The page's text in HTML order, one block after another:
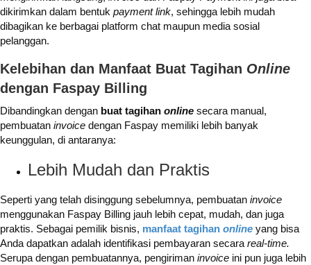
dikirimkan dalam bentuk payment link, sehingga lebih mudah
dibagikan ke berbagai platform chat maupun media sosial
pelanggan.
Kelebihan dan Manfaat Buat Tagihan Online
dengan Faspay Billing
Dibandingkan dengan buat tagihan online secara manual,
pembuatan invoice dengan Faspay memiliki lebih banyak
keunggulan, di antaranya:
Lebih Mudah dan Praktis
Seperti yang telah disinggung sebelumnya, pembuatan invoice
menggunakan Faspay Billing jauh lebih cepat, mudah, dan juga
praktis. Sebagai pemilik bisnis, manfaat tagihan online yang bisa
Anda dapatkan adalah identifikasi pembayaran secara real-time.
Serupa dengan pembuatannya, pengiriman invoice ini pun juga lebih